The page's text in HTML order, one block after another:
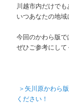
川越市内だけでも
いつあなたの地域
今回のかわら版で
ぜひご参考にして
＞矢川原かわら
ください！